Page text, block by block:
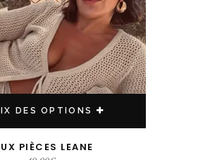
DES OPTIONS
PIÈCES LEANE